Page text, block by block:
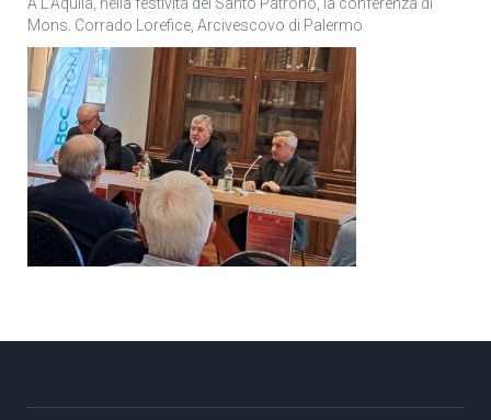
Mons. Corrado Lorefice, Arcivescovo di Palermo